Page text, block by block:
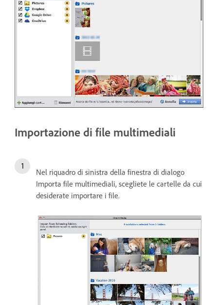
Importazione di file multimediali
Nel riquadro di sinistra della finestra di dialogo
Importa file multimediali, scegliete le cartelle da cui
desiderate importare i file.